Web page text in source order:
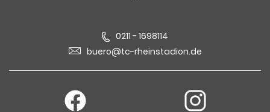
0211 - 1698114
buero@tc-rheinstadion.de